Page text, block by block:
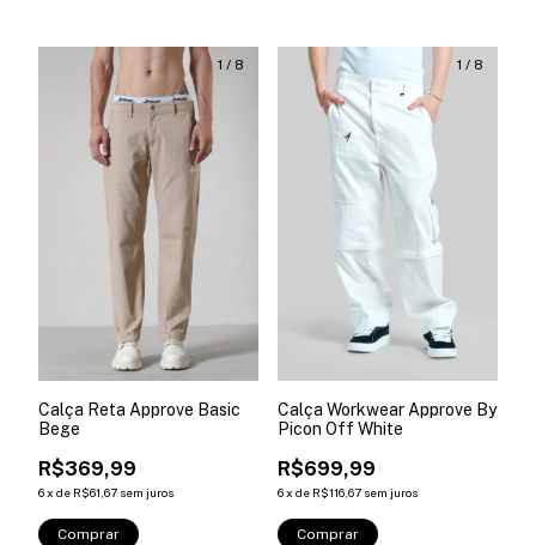
1 / 8
Calça Reta Approve Basic
Bege
R$369,99
6x de R$61,67 sem juros
Comprar
1 / 8
Calça Workwear Approve By
Picon Off White
R$699,99
6x de R$116,67 sem juros
Comprar